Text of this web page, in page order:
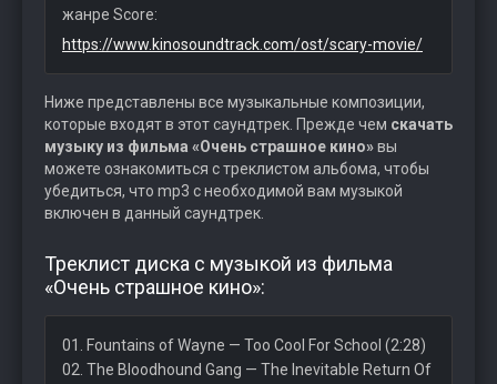
жанре Score:
https://www.kinosoundtrack.com/ost/scary-movie/
Ниже представлены все музыкальные композиции,
которые входят в этот саундтрек. Прежде чем скачать
музыку из фильма «Очень страшное кино»вы
можете ознакомиться с треклистом альбома, чтобы
убедиться, что mp3 с необходимой вам музыкой
включен в данный саундтрек.
Треклист диска с музыкой из фильма
«Очень страшное кино»:
01. Fountains of Wayne — Too Cool For School (2:28)
02. The Bloodhound Gang — The Inevitable Return Of